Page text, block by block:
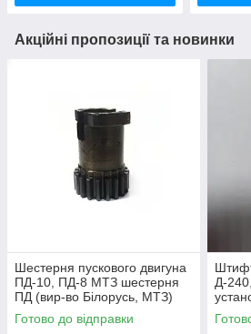
Акційні пропозиції та новинки
Шестерня пускового двигуна
ПД-10, ПД-8 МТЗ шестерня
ПД (вир-во Білорусь, МТЗ)
50-1024092-2А /
5010240922А
Готово до відправки
Д-